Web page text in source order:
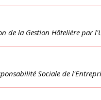
de la Gestion Hôtelière par
Sociale de